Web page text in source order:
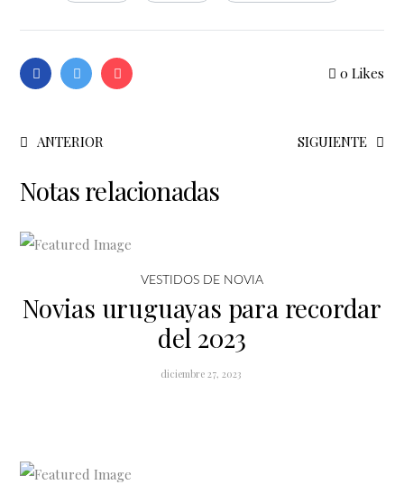
0 Likes
ANTERIOR SIGUIENTE
Notas relacionadas
VESTIDOS DE NOVIA
Novias uruguayas para recordar
del 2023
diciembre 27, 2023